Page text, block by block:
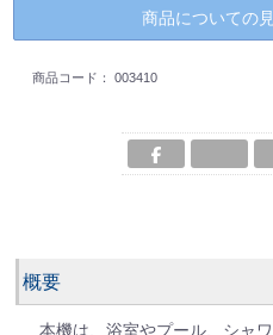
商品についての
商品コード： 003410
概要
本機は、浴室やプール、シャ